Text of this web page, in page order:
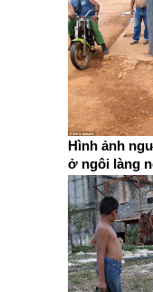
Hình ảnh
ở ngôi làng